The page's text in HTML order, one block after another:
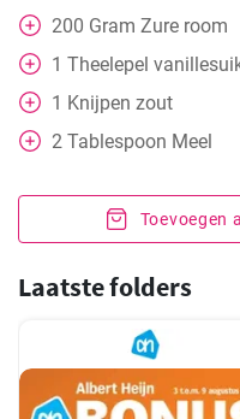
200 Gram Zure room
1 Theelepel
1 Knijpen zout
2 Tablespoon Meel
Toevoegen
Laatste folders